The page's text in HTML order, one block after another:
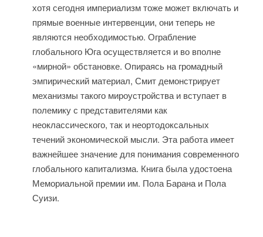
хотя сегодня империализм тоже может включать и
прямые военные интервенции, они теперь не
являются необходимостью. Ограбление
глобального Юга осуществляется и во вполне
«мирной» обстановке. Опираясь на громадный
эмпирический материал, Смит демонстрирует
механизмы такого мироустройства и вступает в
полемику с представителями как
неоклассического, так и неортодоксальных
течений экономической мысли. Эта работа имеет
важнейшее значение для понимания современного
глобального капитализма. Книга была удостоена
Мемориальной премии им. Пола Барана и Пола
Суизи.